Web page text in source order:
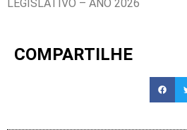
LEGISLATIVO – ANO 2026
COMPARTILHE